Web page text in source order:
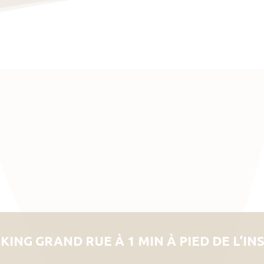
GRAND RUE À 1 MIN À PIED DE